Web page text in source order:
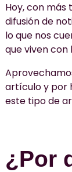
Hoy, con
difusión de
lo que nos
que viven con
artículo y por
este tipo de
¿Por